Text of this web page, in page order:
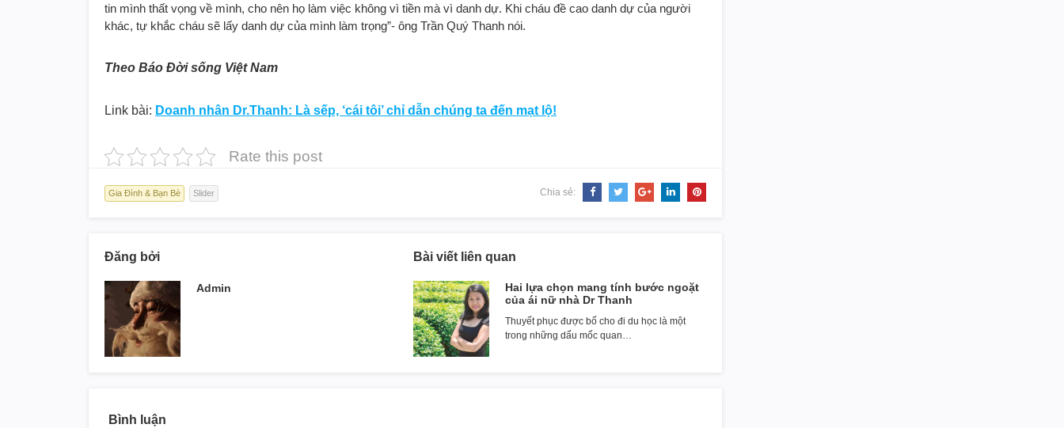
tin mình thất vọng về mình, cho nên họ làm việc không vì tiền mà vì danh dự. Khi cháu đề cao danh dự của người
khác, tự khắc cháu sẽ lấy danh dự của mình làm trọng”- ông Trần Quý Thanh nói.
Theo Báo Đời sống Việt Nam
Link bài: Doanh nhân Dr.Thanh: Là sếp, ‘cái tôi’ chỉ dẫn chúng ta đến mạt lộ!
Rate this post
Gia Đình & Bạn Bè Slider Chia sẻ:
Đăng bởi
Admin
Bài viết liên quan
Hai lựa chọn mang tính bước ngoặt
của ái nữ nhà Dr Thanh
Thuyết phục được bố cho đi du học là một
trong những dấu mốc quan…
Bình luận